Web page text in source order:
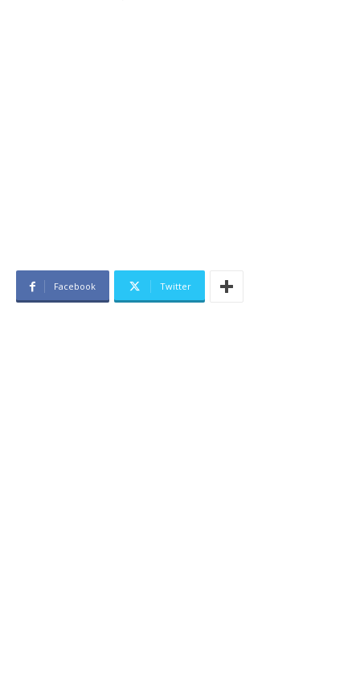
Facebook Twitter